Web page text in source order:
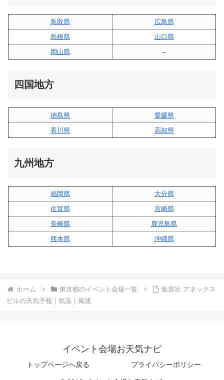
鳥取県
広島県
島根県
山口県
岡山県
–
四国地方
徳島県
愛媛県
香川県
高知県
九州地方
福岡県
大分県
佐賀県
宮崎県
長崎県
鹿児島県
熊本県
沖縄県
ホーム 東京都のイベント会場一覧
集英社 アネックス
ビルの天気予報｜気温｜風速
イベント会場お天気ナビ
トップページへ戻る プライバシーポリシー